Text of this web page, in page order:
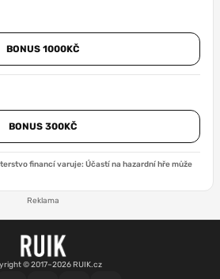
BONUS 1000KČ
BONUS 300KČ
financí varuje: Účastí na hazardní hře může
Reklama
© 2017–2026 RUIK.cz